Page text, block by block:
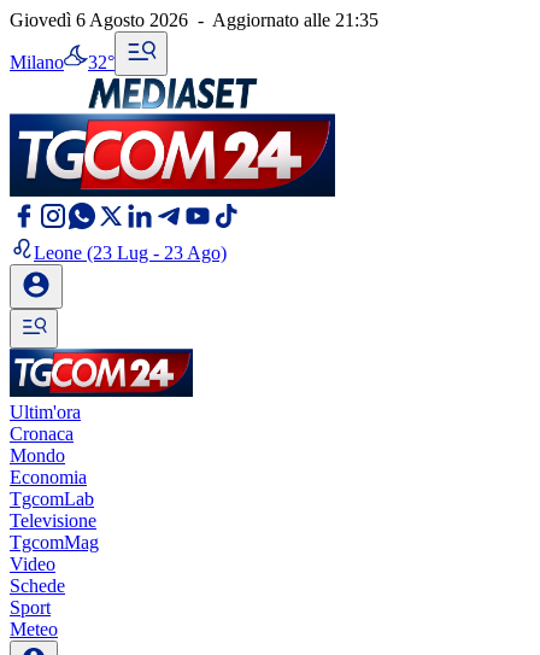
Giovedì 6 Agosto 2026 - Aggiornato alle 21:35
Milano 32°
Leone (23 Lug - 23 Ago)
Ultim'ora
Cronaca
Mondo
Economia
TgcomLab
Televisione
TgcomMag
Video
Schede
Sport
Meteo